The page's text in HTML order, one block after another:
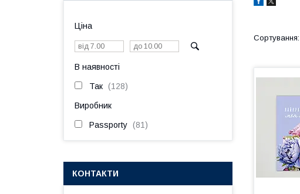
Ціна
В наявності
Так 128
Виробник
Passporty 81
КОНТАКТИ